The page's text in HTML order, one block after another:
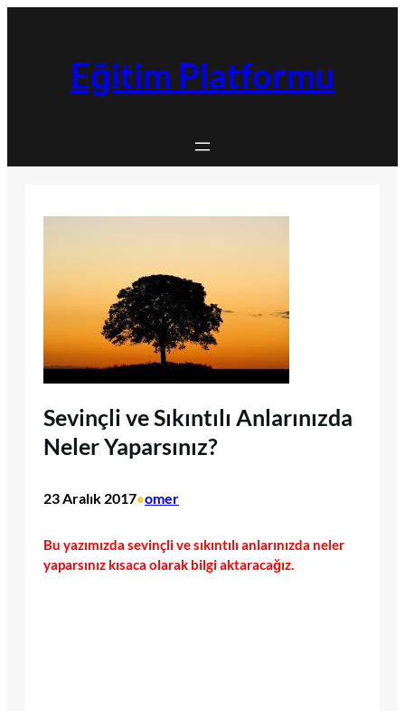
Eğitim Platformu
Sevinçli ve Sıkıntılı Anlarınızda
Neler Yaparsınız?
23 Aralık 2017•omer
Bu yazımızda sevinçli ve sıkıntılı anlarınızda neler
yaparsınız kısaca olarak bilgi aktaracağız.